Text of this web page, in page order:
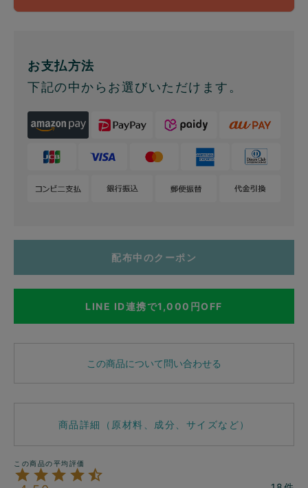
お支払方法
下記の中からお選びいただけます。
配布中のクーポン
LINE ID連携で1,000円OFF
この商品について問い合わせる
商品詳細（原材料、成分、サイズなど）